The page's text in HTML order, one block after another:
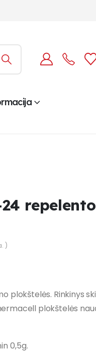
repelento
)
plokštelės. Rinkinys
plokštelės
0,5g.